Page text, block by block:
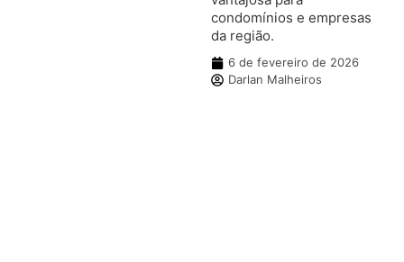
condomínios e empresas
da região.
6 de fevereiro de 2026
Darlan Malheiros